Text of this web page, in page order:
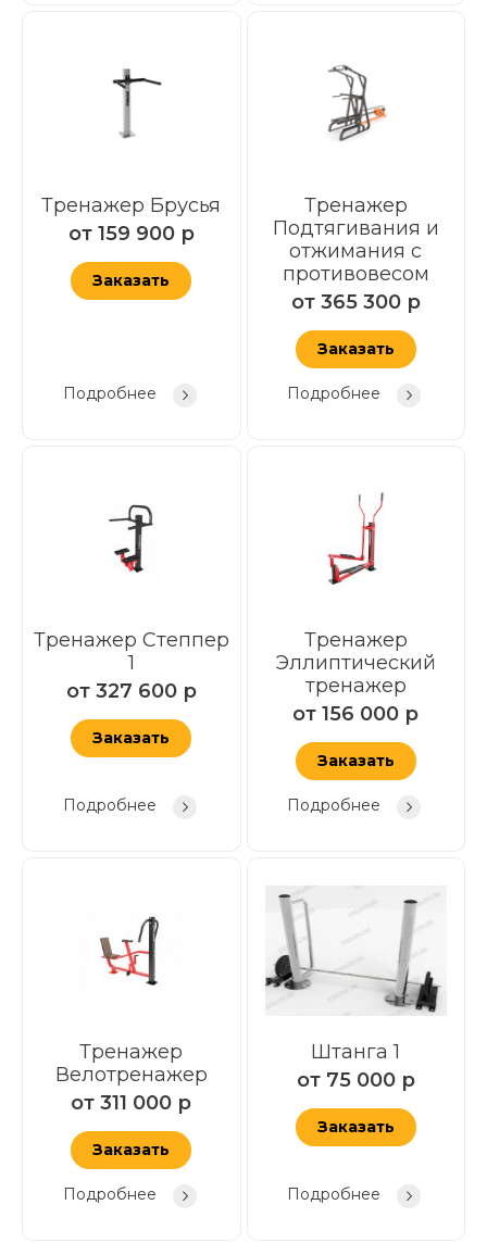
Тренажер Брусья
от 159 900 р
Заказать
Подробнее
Тренажер
Подтягивания и
отжимания с
противовесом
от 365 300 р
Заказать
Подробнее
Тренажер Степпер
1
от 327 600 р
Заказать
Подробнее
Тренажер
Эллиптический
тренажер
от156 000 р
Заказать
Подробнее
Тренажер
Велотренажер
от311 000 р
Заказать
Подробнее
Штанга 1
от 75 000 р
Заказать
Подробнее